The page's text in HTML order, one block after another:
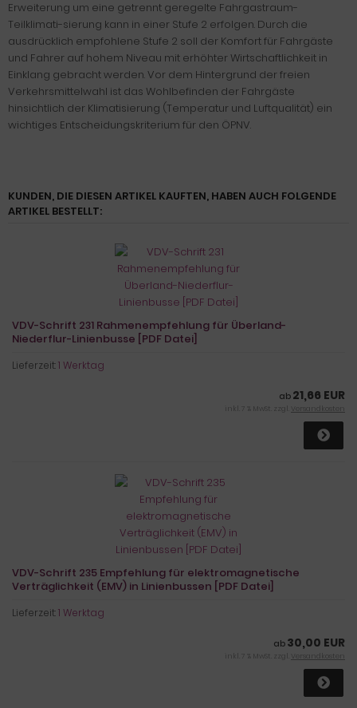
Erweiterung um eine getrennt geregelte Fahrgastraum-
Teilklimati-sierung kann in einer Stufe 2 erfolgen. Durch die
ausdrücklich empfohlene Stufe 2 soll der Komfort für Fahrgäste
und Fahrer auf hohem Niveau mit erhöhter Wirtschaftlichkeit in
Einklang gebracht werden. Vor dem Hintergrund der freien
Verkehrsmittelwahl ist das Wohlbefinden der Fahrgäste
hinsichtlich der Klimatisierung (Temperatur und Luftqualität) ein
wichtiges Entscheidungskriterium für den ÖPNV.
KUNDEN, DIE DIESEN ARTIKEL KAUFTEN, HABEN AUCH FOLGENDE
ARTIKEL BESTELLT:
VDV-Schrift 231 Rahmenempfehlung für Überland-
Niederflur-Linienbusse [PDF Datei]
Lieferzeit:1 Werktag
ab 21,66 EUR
inkl. 7 % MwSt. zzgl. Versandkosten
VDV-Schrift 235 Empfehlung für elektromagnetische
Verträglichkeit (EMV) in Linienbussen [PDF Datei]
Lieferzeit:1 Werktag
ab 30,00 EUR
inkl. 7 % MwSt. zzgl. Versandkosten